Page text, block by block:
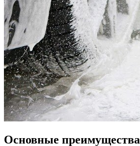
Основные преимущества